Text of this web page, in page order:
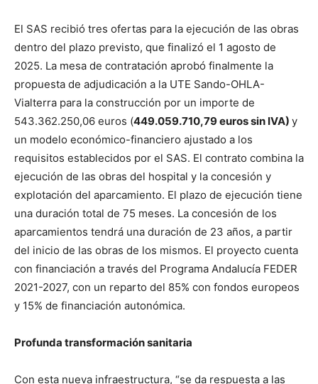
El SAS recibió tres ofertas para la ejecución de las obras
dentro del plazo previsto, que finalizó el 1 agosto de
2025. La mesa de contratación aprobó finalmente la
propuesta de adjudicación a la UTE Sando-OHLA-
Vialterra para la construcción por un importe de
543.362.250,06 euros (449.059.710,79 euros sin IVA) y
un modelo económico-financiero ajustado a los
requisitos establecidos por el SAS. El contrato combina la
ejecución de las obras del hospital y la concesión y
explotación del aparcamiento. El plazo de ejecución tiene
una duración total de 75 meses. La concesión de los
aparcamientos tendrá una duración de 23 años, a partir
del inicio de las obras de los mismos. El proyecto cuenta
con financiación a través del Programa Andalucía FEDER
2021-2027, con un reparto del 85% con fondos europeos
y 15% de financiación autonómica.
Profunda transformación sanitaria
Con esta nueva infraestructura, “se da respuesta a las